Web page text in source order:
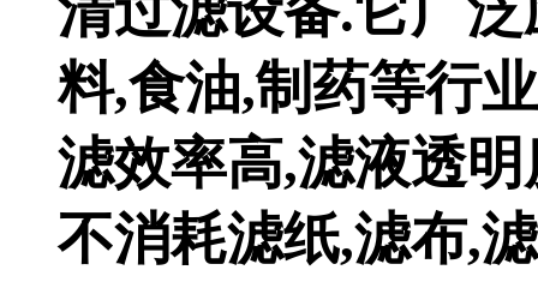
料,食油,制药等行
滤效率高,滤液透
不消耗滤纸,滤布,